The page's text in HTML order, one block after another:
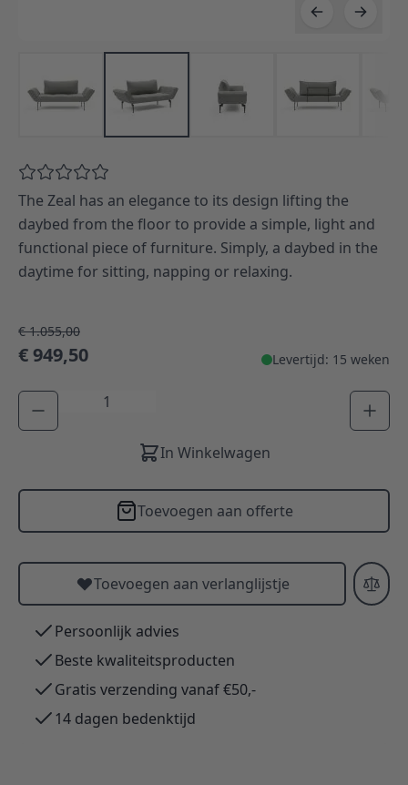
The Zeal has an elegance to its design lifting the
daybed from the floor to provide a simple, light and
functional piece of furniture. Simply, a daybed in the
daytime for sitting, napping or relaxing.
€ 1.055,00
€ 949,50 Levertijd: 15 weken
Aantal
In Winkelwagen
Toevoegen aan offerte
Toevoegen aan verlanglijstje
Persoonlijk advies
Beste kwaliteitsproducten
Gratis verzending vanaf €50,-
14 dagen bedenktijd